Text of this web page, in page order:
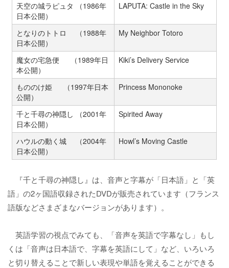
天空の城ラピュタ （1986年
日本公開）
LAPUTA: Castle in the Sky
となりのトトロ （1988年
日本公開）
My Neighbor Totoro
魔女の宅急便 （1989年日
本公開）
Kiki’s Delivery Service
もののけ姫 （1997年日本
公開）
Princess Mononoke
千と千尋の神隠し （2001年
日本公開）
Spirited Away
ハウルの動く城 （2004年
日本公開）
Howl’s Moving Castle
『千と千尋の神隠し』は、音声と字幕が「日本語」と「英
語」の2ヶ国語収録されたDVDが販売されています（フランス
語版などさまざまなバージョンがあります）。
英語学習の視点でみても、「音声を英語で字幕なし」もし
くは「音声は日本語で、字幕を英語にして」など、いろいろ
と切り替えることで新しい表現や単語を覚えることができる